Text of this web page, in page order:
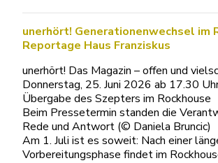
unerhört! Generationenwechsel im
Reportage Haus Franziskus
unerhört! Das Magazin – offen und
Donnerstag, 25. Juni 2026 ab 17.30
Übergabe des Szepters im Rockhouse
Beim Pressetermin standen die
Rede und Antwort (© Daniela Bruncic)
Am 1. Juli ist es soweit: Nach einer
Vorbereitungsphase findet im